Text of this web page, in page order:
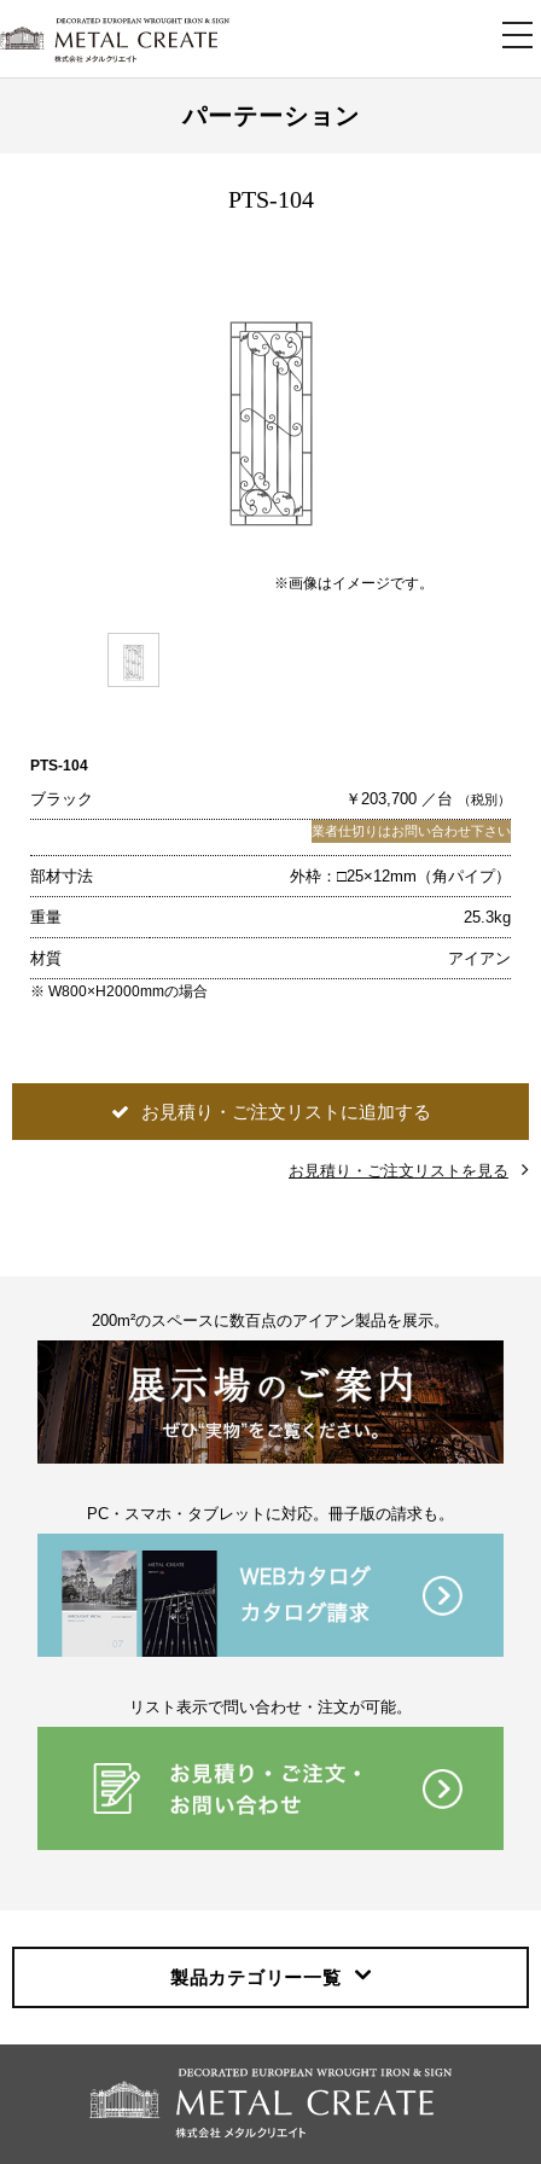
パーテーション
PTS-104
※画像はイメージです。
PTS-104
ブラック ￥203,700 ／台 （税別）
業者仕切りはお問い合わせ下さい
部材寸法 外枠：□25×12mm（角パイプ）
重量 25.3kg
材質 アイアン
※ W800×H2000mmの場合
お見積り・ご注文リストに追加する
お見積り・ご注文リストを見る
200m²のスペースに数百点のアイアン製品を展示。
PC・スマホ・タブレットに対応。冊子版の請求も。
リスト表示で問い合わせ・注文が可能。
製品カテゴリー一覧